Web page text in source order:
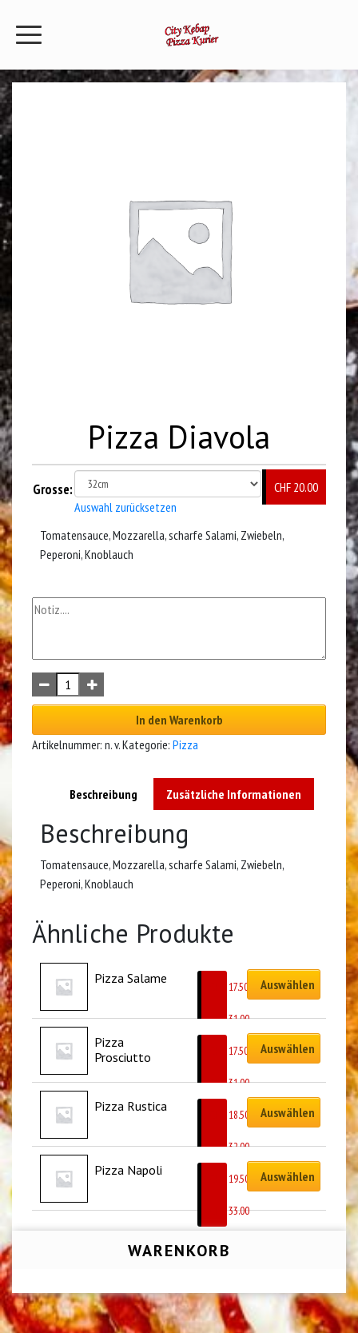
Pizza Diavola
CHF 20.00
Tomatensauce, Mozzarella, scharfe Salami, Zwiebeln,
Peperoni, Knoblauch
Grosse:
Auswahl zurücksetzen
In den Warenkorb
Artikelnummer: n. v.Kategorie: Pizza
Beschreibung Zusätzliche Informationen
Beschreibung
Tomatensauce, Mozzarella, scharfe Salami, Zwiebeln,
Peperoni, Knoblauch
Ähnliche Produkte
Pizza Salame
17.50
CHF31.00
Auswählen
Pizza
Prosciutto
17.50
CHF31.00
Auswählen
Pizza Rustica
18.50
CHF32.00
Auswählen
Pizza Napoli
19.50
33.00
Auswählen
WARENKORB